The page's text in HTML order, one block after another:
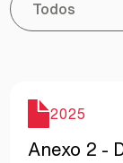
Todos
Año
2025
Nombre
Anexo 2 -